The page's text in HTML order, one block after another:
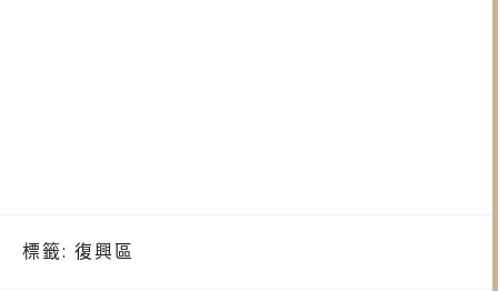
標籤: 復興區